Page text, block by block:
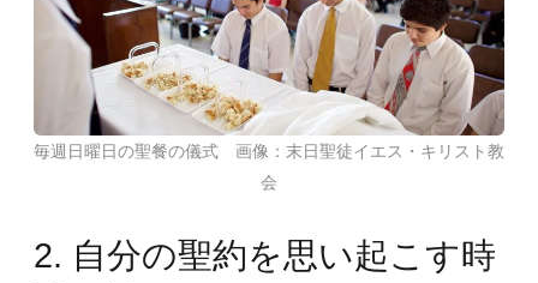
毎週日曜日の聖餐の儀式 画像：末日聖徒イエス・キリスト教
会
2. 自分の聖約を思い起こす時